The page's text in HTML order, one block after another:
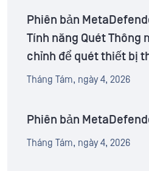
Phiên bản
Tính năng Quét Thông
chỉnh để quét thiết bị
Tháng Tám, ngày 4, 2026
Phiên bản
Tháng Tám, ngày 4, 2026